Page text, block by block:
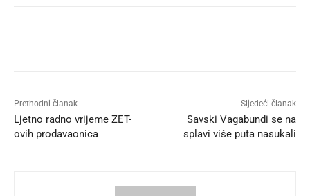
Prethodni članak
Ljetno radno vrijeme ZET-
ovih prodavaonica
Sljedeći članak
Savski Vagabundi se na
splavi više puta nasukali